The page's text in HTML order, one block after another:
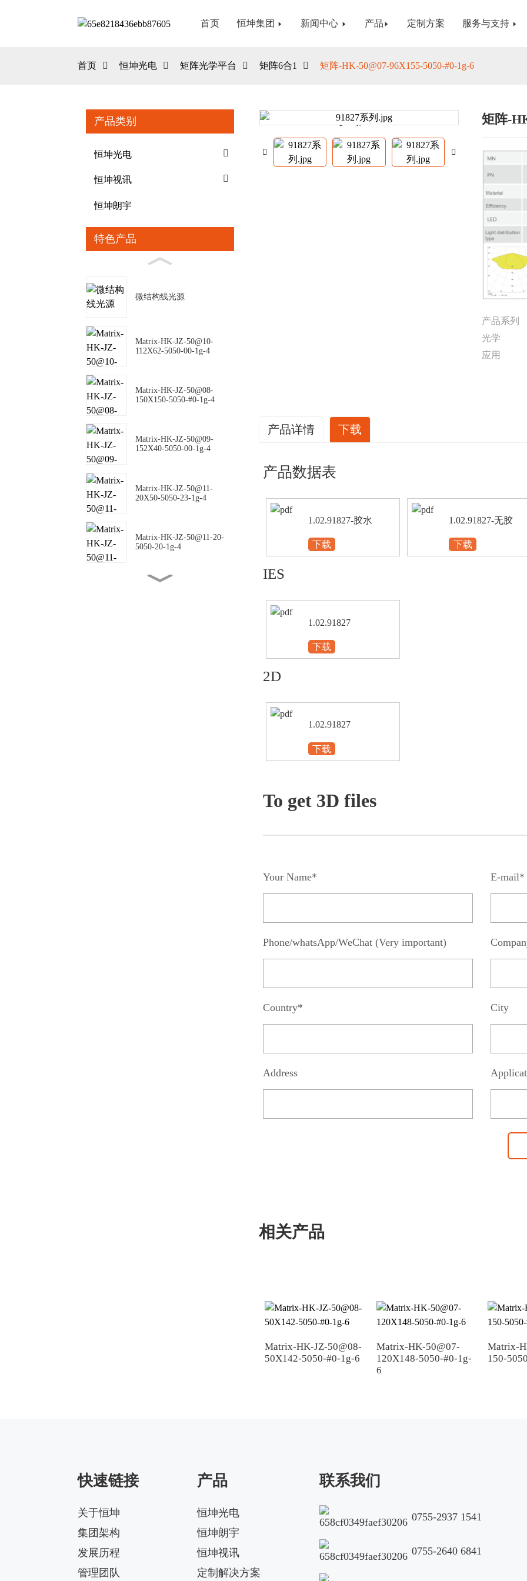
首页 恒坤集团 新闻中心 产品 定制方案 服务与支持
首页 恒坤光电 矩阵光学平台 矩阵6合1 矩阵-HK-50@07-96X155-5050-#0-1g-6
产品类别
恒坤光电
恒坤视讯
恒坤朗宇
特色产品
微结构线光源
Matrix-HK-JZ-50@10-
112X62-5050-00-1g-4
Matrix-HK-JZ-50@08-
150X150-5050-#0-1g-4
Matrix-HK-JZ-50@09-
152X40-5050-00-1g-4
Matrix-HK-JZ-50@11-
20X50-5050-23-1g-4
Matrix-HK-JZ-50@11-20-
5050-20-1g-4
Loading...
Loading... Loading...
Loading...
矩阵-
产品系列
光学
应用
产品详情 下载
产品数据表
1.02.91827-胶水
下载
1.02.91827-无胶
下载
IES
1.02.91827
下载
2D
1.02.91827
下载
To get 3D files
Your Name* E-mail*
Phone/whatsApp/WeChat (Very important)
Country* City
Address
相关产品
Matrix-HK-JZ-50@08-
50X142-5050-#0-1g-6
Matrix-HK-50@07-
120X148-5050-#0-1g-
6
Matrix-
150-
快速链接
关于恒坤
集团架构
发展历程
管理团队
产品
恒坤光电
恒坤朗宇
恒坤视讯
定制解决方案
联系我们
0755-2937 1541
0755-2640 6841